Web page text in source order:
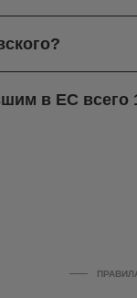
в ЕС всего